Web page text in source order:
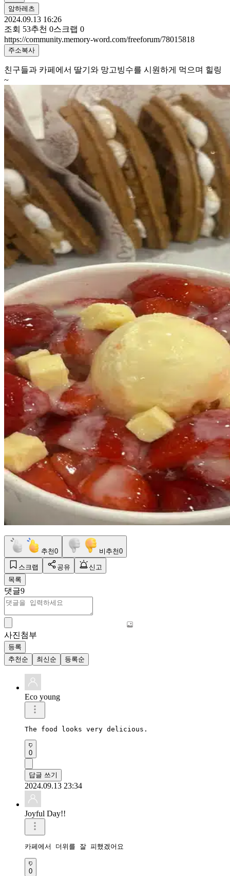
암하레츠
2024.09.13 16:26
조회 53추천 0스크랩 0
https://community.memory-word.com/freeforum/78015818
주소복사
친구들과 카페에서 딸기와 망고빙수를 시원하게 먹으며 힐링
~
추천0 비추천0
스크랩 공유
신고
목록
댓글9
사진첨부
등록
추천순
최신순 등록순
Eco young
The food looks very delicious.
0
답글 쓰기
2024.09.13 23:34
Joyful Day!!
카페에서 더위를 잘 피했겠어요
0